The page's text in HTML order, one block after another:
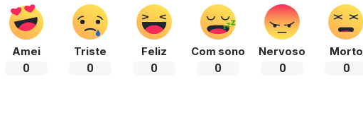
Amei
0
Triste
0
Feliz
0
Com sono
0
Nervoso
0
Morto
0